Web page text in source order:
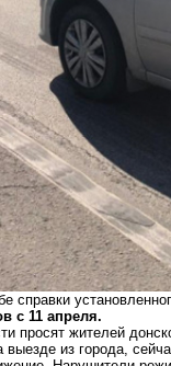
справки
с 11 апреля.
просят жителей
из города,